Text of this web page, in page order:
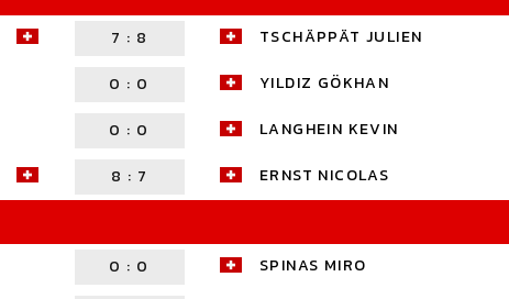
7 : 8 TSCHÄPPÄT JULIEN
0 : 0 YILDIZ GÖKHAN
0 : 0 LANGHEIN KEVIN
8 : 7
ERNST NICOLAS
0 : 0 SPINAS MIRO